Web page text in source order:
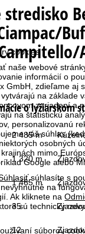
cookies
naše webové
informácií o
GmbH, zdieľame aj
na základe
zariadení a
na štatistickú
personalizovanú
váš súhlas
osobných
mimo
Google alebo
súhlasíte s
na
Ak kliknete na
sú technicky
súborov
stredisko
o lyžiarskom
2 485 m
1 320 m
1 465 m
35
12